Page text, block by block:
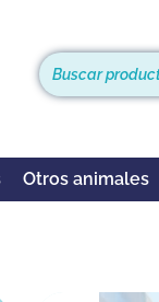
Otros animales